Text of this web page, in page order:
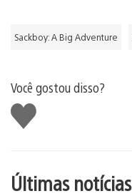
Sackboy: A Big Adventure
Você gostou disso?
Curtir
Últimas notícias